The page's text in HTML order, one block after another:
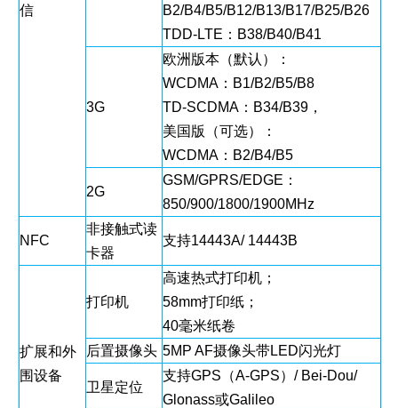
信
B2/B4/B5/B12/B13/B17/B25/B26
TDD-LTE：B38/B40/B41
3G
欧洲版本（默认）：
WCDMA：B1/B2/B5/B8
TD-SCDMA：B34/B39，
美国版（可选）：
WCDMA：B2/B4/B5
2G
GSM/GPRS/EDGE：
850/900/1800/1900MHz
NFC
非接触式读
卡器
支持14443A/ 14443B
扩展和外
围设备
打印机
高速热式打印机；
58mm打印纸；
40毫米纸卷
后置摄像头 5MP AF摄像头带LED闪光灯
卫星定位
支持GPS（A-GPS）/ Bei-Dou/
Glonass或Galileo